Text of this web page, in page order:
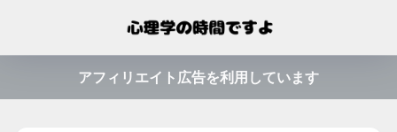
アフィリエイト広告を利用しています